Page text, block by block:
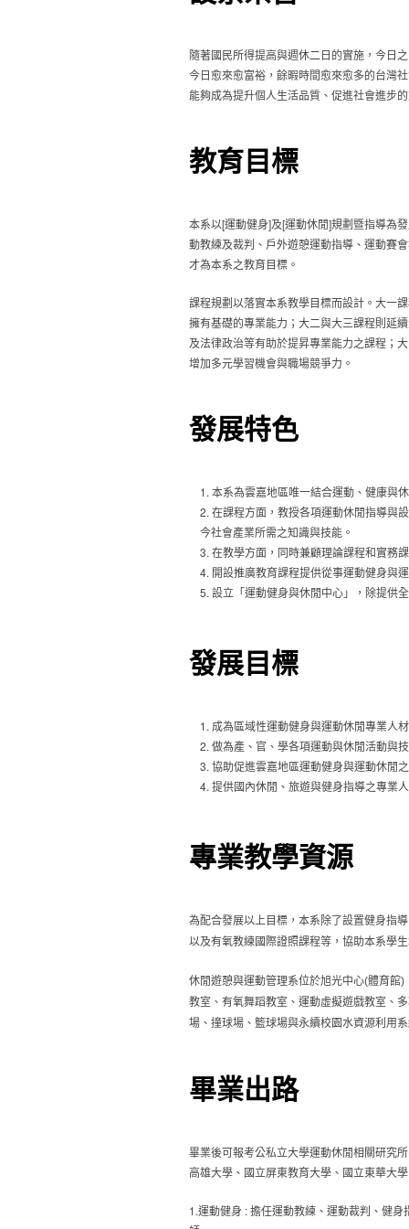
隨著國民所得提高與週休二日的實施，今日
今日愈來愈富裕，餘暇時間愈來愈多的台灣
能夠成為提升個人生活品質、促進社會進步
教育目標
本系以[運動健身]及[運動休閒]規劃暨指導為
動教練及裁判、戶外遊憩運動指導、運動賽
才為本系之教育目標。
課程規劃以落實本系教學目標而設計。大一
擁有基礎的專業能力；大二與大三課程則延
及法律政治等有助於提昇專業能力之課程；
增加多元學習機會與職場競爭力。
發展特色
本系為雲嘉地區唯一結合運動、健康與
在課程方面，教授各項運動休閒指導與
今社會產業所需之知識與技能。
在教學方面，同時兼顧理論課程和實務
開設推廣教育課程提供從事運動健身與
設立「運動健身與休閒中心」，除提供
發展目標
成為區域性運動健身與運動休閒專業人
做為產、官、學各項運動與休閒活動與
協助促進雲嘉地區運動健身與運動休閒
提供國內休閒、旅遊與健身指導之專業
專業教學資源
為配合發展以上目標，本系除了設置健身指
以及有氧教練國際證照課程等，協助本系學
休閒遊憩與運動管理系位於旭光中心(體育館)
教室、有氧舞蹈教室、運動虛擬遊戲教室、
場、撞球場、籃球場與永續校園水資源利用
畢業出路
畢業後可報考公私立大學運動休閒相關研究
高雄大學、國立屏東教育大學、國立東華大
1.運動健身 : 擔任運動教練、運動裁判、健